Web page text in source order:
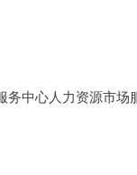
务中心人力资源市场